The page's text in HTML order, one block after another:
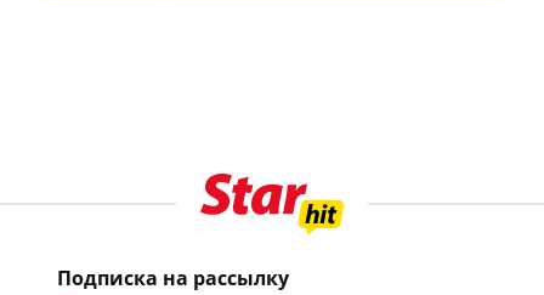
Подписка на рассылку